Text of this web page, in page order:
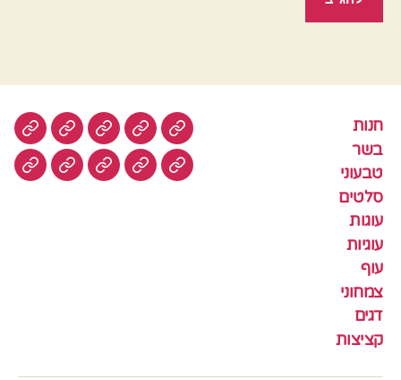
חנות
בשר
טבעוני
סלטים
עוגות
עוגיות
עוף
צמחוני
דגים
קציצות
חנות בשר טבעוניסלטים
עוגיותעוף צמחונידגים